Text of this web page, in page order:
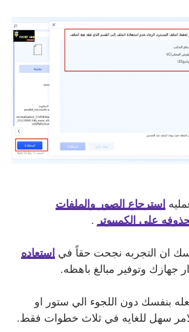
استرجاع الصور والملفات
علي الكمبيوتر .
ان التجربه نجحت حقاً في استعاده
جهازك وتوفير مبالغ باهظه.
بنفسك دون اللجوء الي ستور او
سهل للغايه في ثلاث خطوات فقط.